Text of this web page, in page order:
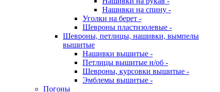
Нашивки на спину -
Уголки на берет -
Шевроны пластизолевые -
Шевроны, петлицы, нашивки, вымпелы
вышитые
Нашивки вышитые -
Петлицы вышитые н/об -
Шевроны, курсовки вышитые -
Эмблемы вышитые -
Погоны